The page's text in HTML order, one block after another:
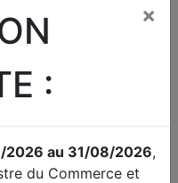
joindre :
:
×
2026 au 31/08/2026,
du Commerce et